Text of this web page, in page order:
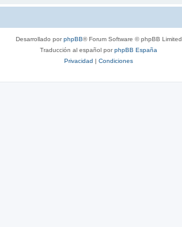
Desarrollado porphpBB® Forum Software © phpBB Limited
Traducción al español porphpBB España
Privacidad | Condiciones